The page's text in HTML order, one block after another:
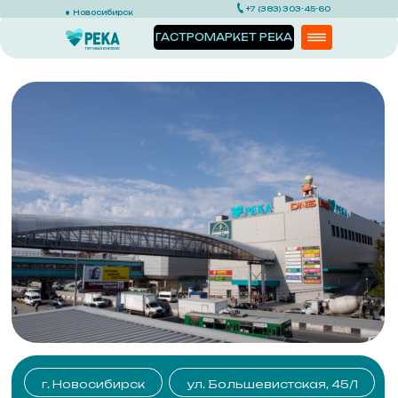
Новосибирск
ГАСТРОМАРКЕТ РЕКА
+7 (383) 303-45-60
м. Речной вокзал
г. Новосибирск ул. Большевистская, 45/1
Ежедневно с 9:00 до 22:00
АРЕНДА
ТОРГОВЫХ